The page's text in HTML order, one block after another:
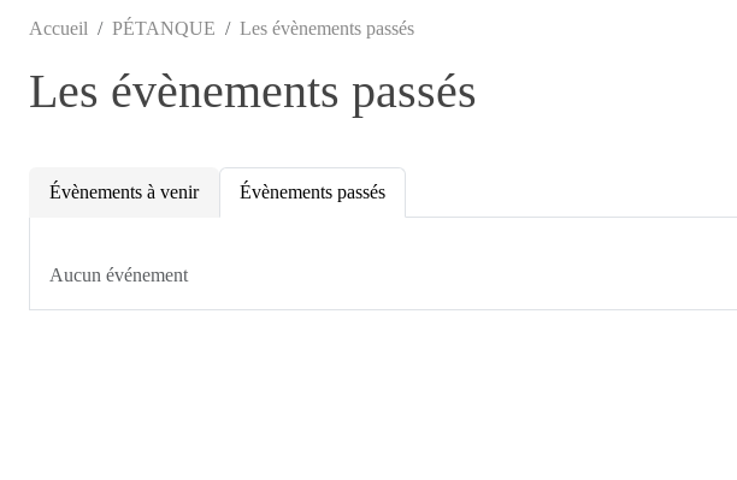
Accueil PÉTANQUE Les évènements passés
Les évènements passés
Évènements à venir Évènements passés
Aucun événement